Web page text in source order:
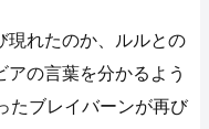
現れたのか、ルルとの
の言葉を分かるよう
たブレイバーンが再び